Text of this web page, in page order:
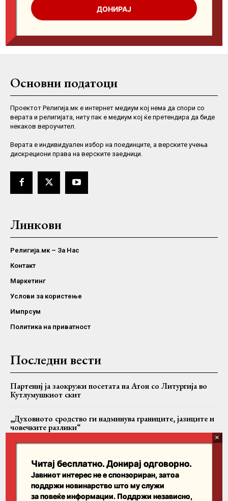
Основни податоци
Проектот Религија.мк е интернет медиум кој нема да спори со
верата и религијата, ниту пак е медиум кој ќе претендира да биде
некаков вероучител.
Верaта е индивидуален избор на поединците, а верските учења
дискрециони права на верските заедници.
Линкови
Религија.мк – За Нас
Контакт
Маркетинг
Услови за користење
Импрсум
Политика на приватност
Последни вести
Партениј ја заокружи посетата на Атон со Литургија во
Кутлумушкиот скит
„Духовното сродство ги надминува границите, јазиците и
човечките разлики“
Петка, во храмот пристигна и чудотворна икона од Сибир
Пребарајте
Читај бесплатно. Донирај одговорно.
Јавниот интерес не е спонзориран, затоа
поддржи новинарство што му служи
за повеќе информации. Поддржи независно,